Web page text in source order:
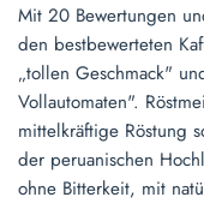
Mit 20 Bewertungen
den bestbewerteten
„tollen Geschmack"
Vollautomaten".
mittelkräftige Röstung
der peruanischen
ohne Bitterkeit, mit